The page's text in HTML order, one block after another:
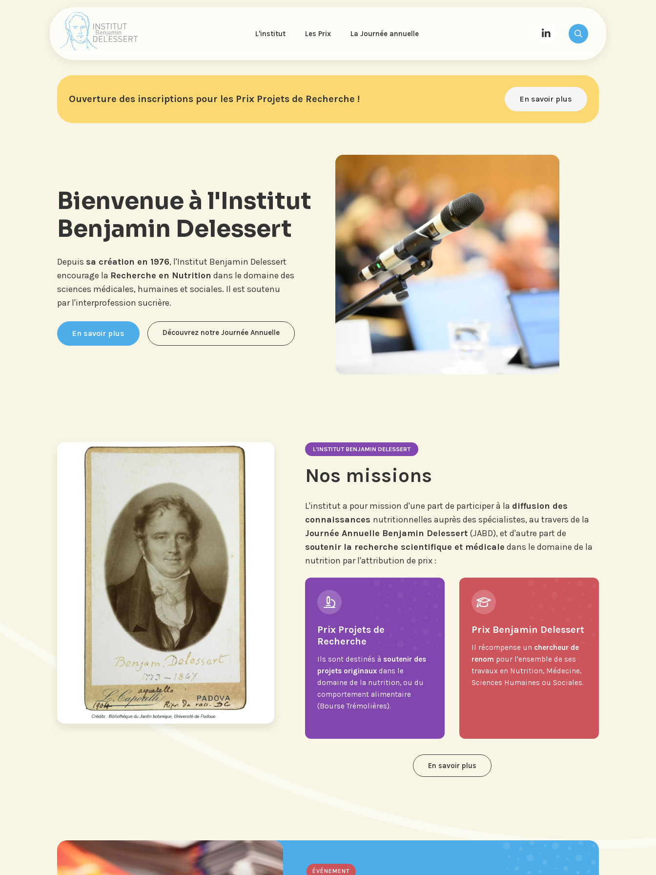
L'institut Les Prix La Journée annuelle
Ouverture des inscriptions pour les Prix Projets de Recherche ! En savoir plus
Bienvenue à l'Institut
Benjamin Delessert
Depuis sa création en 1976, l'Institut Benjamin Delessert
encourage la Recherche en Nutrition dans le domaine des
sciences médicales, humaines et sociales. Il est soutenu
par l'interprofession sucrière.
En savoir plus Découvrez notre Journée Annuelle
L'INSTITUT BENJAMIN DELESSERT
Nos missions
L'institut a pour mission d'une part de participer à la diffusion des
connaissances nutritionnelles auprès des spécialistes, au travers de la
Journée Annuelle Benjamin Delessert (JABD), et d'autre part de
soutenir la recherche scientifique et médicale dans le domaine de la
nutrition par l'attribution de prix :
Prix Projets de
Recherche
Ils sont destinés à soutenir des
projets originaux dans le
domaine de la nutrition, ou du
comportement alimentaire
(Bourse Trémolières).
Prix Benjamin Delessert
Il récompense un chercheur de
renom pour l'ensemble de ses
travaux en Nutrition, Médecine,
Sciences Humaines ou Sociales.
En savoir plus
ÉVÉNEMENT